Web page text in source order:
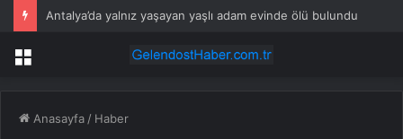
Antalya’da yalnız yaşayan yaşlı adam evinde ölü bulundu
Menü
Anasayfa / Haber